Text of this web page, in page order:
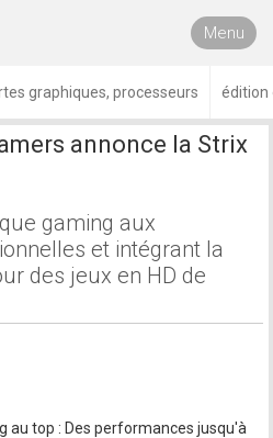
Menu
graphiques, processeurs édition
annonce la Strix
gaming aux
et intégrant la
des jeux en HD de
au top : Des performances jusqu'à